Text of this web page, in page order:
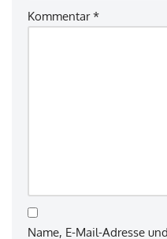
Kommentar*
Name, E-Mail-Adresse